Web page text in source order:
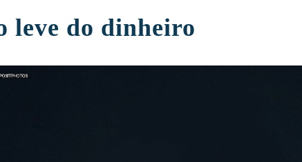
leve do dinheiro